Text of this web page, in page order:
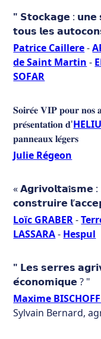
" 𝗦𝘁𝗼𝗰𝗸𝗮𝗴𝗲 : 𝘂𝗻𝗲
𝘁𝗼𝘂𝘀 𝗹𝗲𝘀
Patrice Caillere-
de Saint Martin -
SOFAR
𝐒𝐨𝐢𝐫𝐞́𝐞 𝐕𝐈𝐏 𝐩𝐨𝐮𝐫 𝐧𝐨𝐬
𝐩𝐫𝐞́𝐬𝐞𝐧𝐭𝐚𝐭𝐢𝐨𝐧 𝐝'
𝐩𝐚𝐧𝐧𝐞𝐚𝐮𝐱 𝐥𝐞́𝐠𝐞𝐫𝐬
Julie Régeon
« 𝗔𝗴𝗿𝗶𝘃𝗼𝗹𝘁𝗮𝐢̈𝘀𝗺𝗲
𝗰𝗼𝗻𝘀𝘁𝗿𝘂𝗶𝗿𝗲
Loïc GRABER-
LASSARA- Hespul
" 𝗟𝗲𝘀 𝘀𝗲𝗿𝗿𝗲𝘀
𝗲́𝗰𝗼𝗻𝗼𝗺𝗶𝗾𝘂𝗲 ? "
Maxime
Sylvain Bernard,